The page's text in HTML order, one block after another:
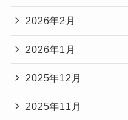
2026年2月
2026年1月
2025年12月
2025年11月